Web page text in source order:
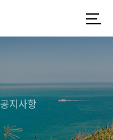
공지사항